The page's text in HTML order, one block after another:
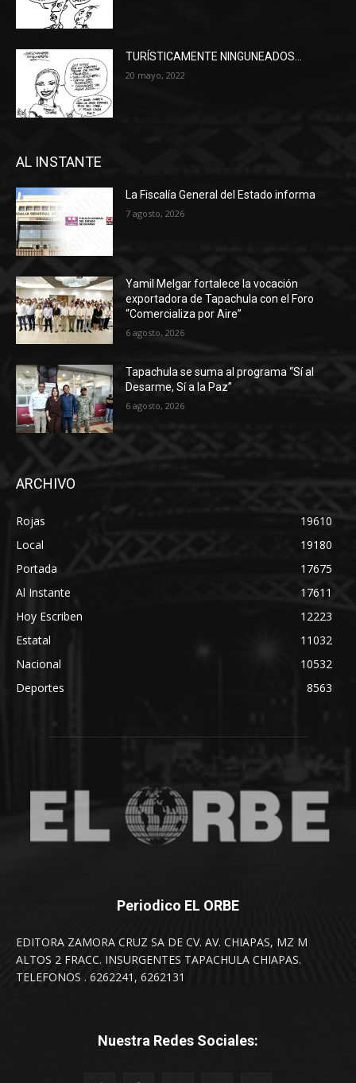
TURÍSTICAMENTE NINGUNEADOS…
20 mayo, 2022
AL INSTANTE
La Fiscalía General del Estado informa
7 agosto, 2026
Yamil Melgar fortalece la vocación
exportadora de Tapachula con el Foro
“Comercializa por Aire”
6 agosto, 2026
Tapachula se suma al programa “Sí al
Desarme, Sí a la Paz”
6 agosto, 2026
ARCHIVO
Rojas
19610
Local
19180
Portada
17675
Al Instante
17611
Hoy Escriben
12223
Estatal
11032
Nacional
10532
Deportes
8563
Periodico EL ORBE
EDITORA ZAMORA CRUZ SA DE CV. AV. CHIAPAS, MZ M
ALTOS 2 FRACC. INSURGENTES TAPACHULA CHIAPAS.
TELEFONOS . 6262241, 6262131
Nuestra Redes Sociales: